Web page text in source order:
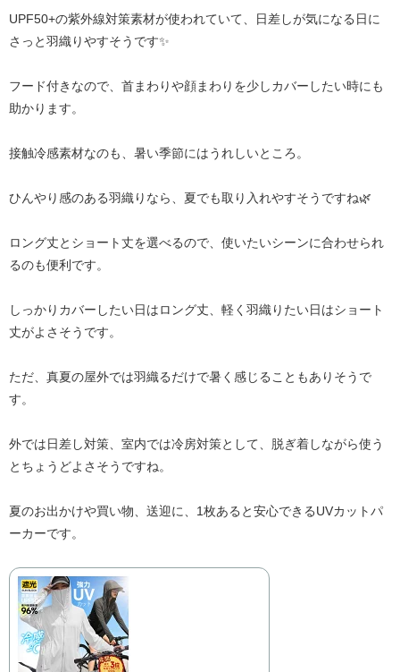
UPF50+の紫外線対策素材が使われていて、日差しが気になる日に
さっと羽織りやすそうです✨
フード付きなので、首まわりや顔まわりを少しカバーしたい時にも
助かります。
接触冷感素材なのも、暑い季節にはうれしいところ。
ひんやり感のある羽織りなら、夏でも取り入れやすそうですね🌿
ロング丈とショート丈を選べるので、使いたいシーンに合わせられ
るのも便利です。
しっかりカバーしたい日はロング丈、軽く羽織りたい日はショート
丈がよさそうです。
ただ、真夏の屋外では羽織るだけで暑く感じることもありそうで
す。
外では日差し対策、室内では冷房対策として、脱ぎ着しながら使う
とちょうどよさそうですね。
夏のお出かけや買い物、送迎に、1枚あると安心できるUVカットパ
ーカーです。